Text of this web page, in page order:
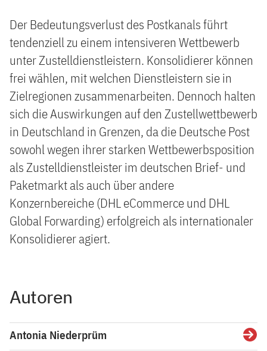
Der Bedeutungsverlust des Postkanals führt
tendenziell zu einem intensiveren Wettbewerb
unter Zustelldienstleistern. Konsolidierer können
frei wählen, mit welchen Dienstleistern sie in
Zielregionen zusammenarbeiten. Dennoch halten
sich die Auswirkungen auf den Zustellwettbewerb
in Deutschland in Grenzen, da die Deutsche Post
sowohl wegen ihrer starken Wettbewerbsposition
als Zustelldienstleister im deutschen Brief- und
Paketmarkt als auch über andere
Konzernbereiche (DHL eCommerce und DHL
Global Forwarding) erfolgreich als internationaler
Konsolidierer agiert.
Autoren
Antonia Niederprüm